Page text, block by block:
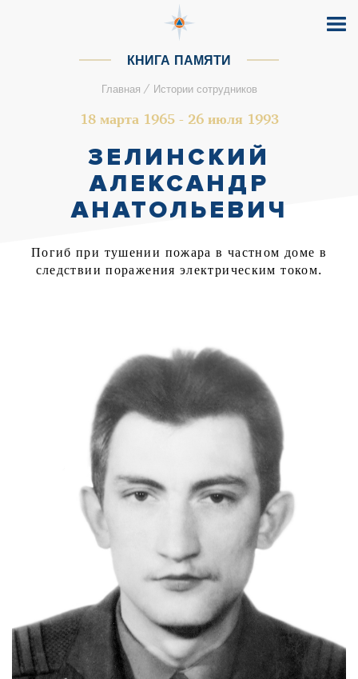
КНИГА ПАМЯТИ
Главная / Истории сотрудников
18 марта 1965 - 26 июля 1993
ЗЕЛИНСКИЙ
АЛЕКСАНДР
АНАТОЛЬЕВИЧ
Погиб при тушении пожара в частном доме в
следствии поражения электрическим током.